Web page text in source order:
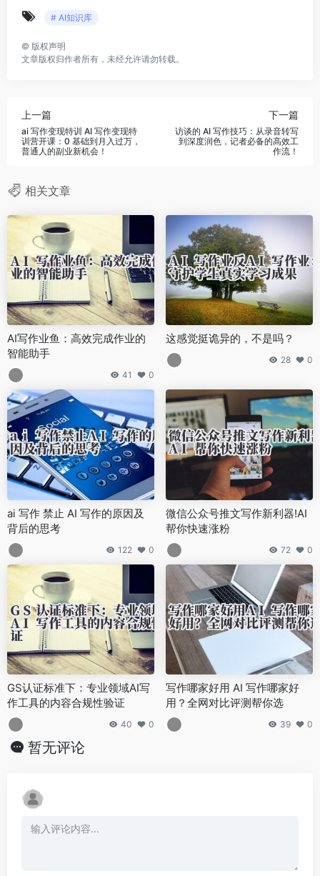
# AI知识库
© 版权声明
文章版权归作者所有，未经允许请勿转载。
上一篇
ai 写作变现特训 AI 写作变现特
训营开课：0 基础到月入过万，
普通人的副业新机会！
下一篇
访谈的 AI 写作技巧：从录音转写
到深度润色，记者必备的高效工
作流！
相关文章
AI写作业鱼：高效完成作业的
智能助手
41 0
这感觉挺诡异的，不是吗？
28 0
ai 写作 禁止 AI 写作的原因及
背后的思考
122 0
微信公众号推文写作新利器!AI
帮你快速涨粉
72 0
GS认证标准下：专业领域AI写
作工具的内容合规性验证
40 0
写作哪家好用 AI 写作哪家好
用？全网对比评测帮你选
39 0
暂无评论